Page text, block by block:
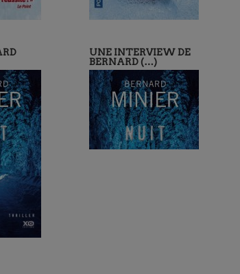
UNE INTERVIEW DE
BERNARD (…)